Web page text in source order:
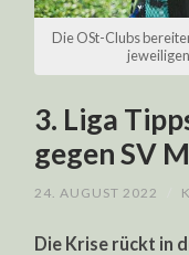
Die OSt-Clubs
3. Liga
gegen SV
24. AUGUST 2022
Die Krise rückt in